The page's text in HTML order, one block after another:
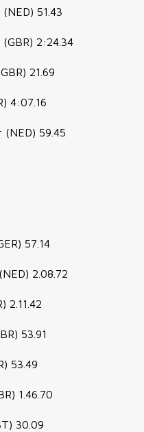
(NED) 51.43
(GBR) 2:24.34
21.69
4:07.16
(NED) 59.45
57.14
2.08.72
2.11.42
53.91
53.49
1.46.70
30.09